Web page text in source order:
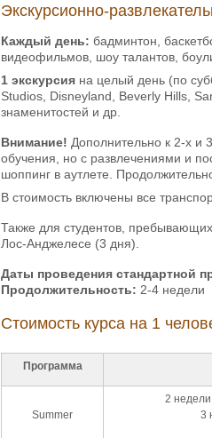
Экскурсионно-
Каждый день: бадминтон,
видеофильмов, шоу талантов,
1 экскурсия на целый день (по
Studios, Disneyland, Beverly Hills,
знаменитостей и др.
Внимание! Дополнительно к 2-х и
обучения, но с развлечениями и
шоппинг в аутлете.
В стоимость включены все
Также для студентов,
Лос-Анджелесе (3 дня).
Даты проведения стандартной
Продолжительность: 2-4 недели
Стоимость курса на 1
Программа
Summer
2
3